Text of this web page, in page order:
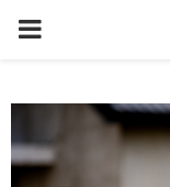
PRIMARY